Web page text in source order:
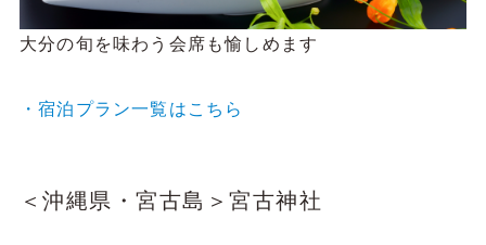
大分の旬を味わう会席も愉しめます
・宿泊プラン一覧はこちら
＜沖縄県・宮古島＞宮古神社